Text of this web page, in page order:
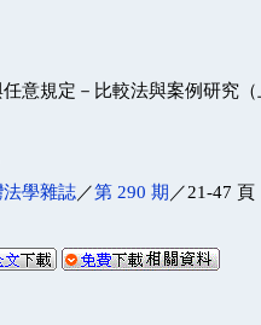
意規定－比較法與案例研究（
法學雜誌／第 290 期 ／21-47 頁